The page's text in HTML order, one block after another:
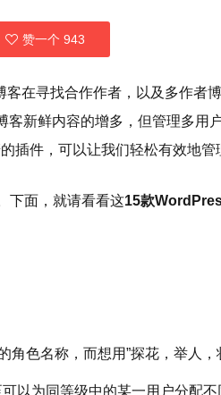
赞一个 943
在寻找合作作者，以及多作者
新鲜内容的增多，但管理多用
插件，可以让我们轻松有效地管
下面，就请看看这15款
色名称，而想用”探花，举人，
以为同等级中的某一用户分配不